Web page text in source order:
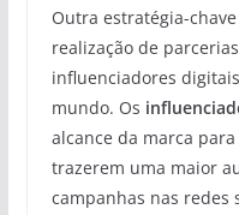
Outra estratégia-
realização de
influenciadores
mundo. Os
alcance da marca
trazerem uma maior
campanhas nas redes